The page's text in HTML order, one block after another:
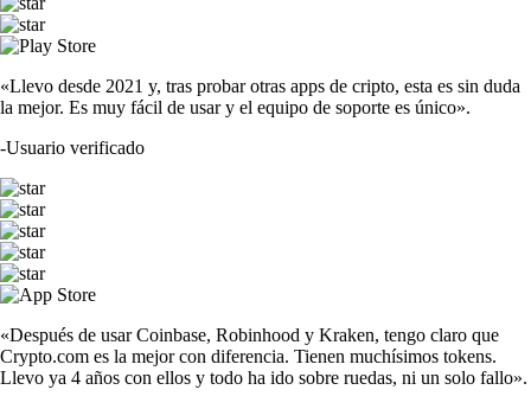
«Llevo desde 2021 y, tras probar otras apps de cripto, esta es sin duda
la mejor. Es muy fácil de usar y el equipo de soporte es único».
-Usuario verificado
«Después de usar Coinbase, Robinhood y Kraken, tengo claro que
Crypto.com es la mejor con diferencia. Tienen muchísimos tokens.
Llevo ya 4 años con ellos y todo ha ido sobre ruedas, ni un solo fallo».